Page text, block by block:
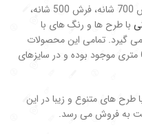
فرش ماشینی با قیمت مناسب مانند فرش 700 شانه، فرش 500 شانه،
با طرح ها و رنگ های با
می گیرد. تمامی این محصولات
در سایزهای فرش 12 متری، 9 متری و 6 متری موجود بوده و در سایزهای
طرح های متنوع و زیبا در این
به فروش می رسد.